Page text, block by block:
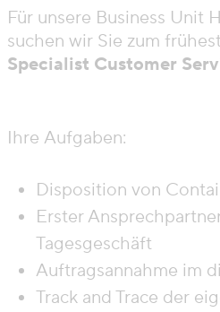
Für unsere Business Unit
suchen wir Sie zum
Specialist Customer
Ihre Aufgaben:
Disposition von
Erster
Tagesgeschäft
Auftragsannahme im
Track and Trace der